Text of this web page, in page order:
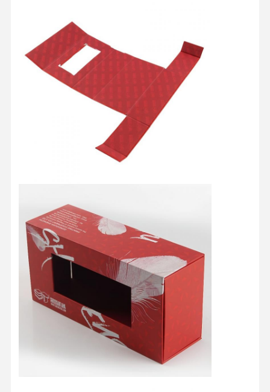
Rumah Produk Tentang Kita
Kotak Kemasan Kosmetik
Kotak kemasan makanan
kemasan pakaian kustom
kemasan produk elektronik
Kotak hadiah kertas